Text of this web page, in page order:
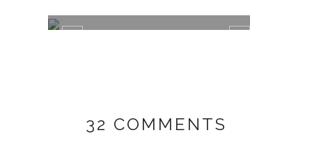
32 COMMENTS